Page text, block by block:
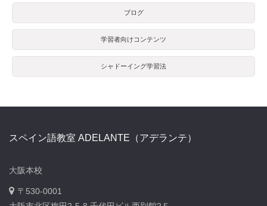
ブログ
学習者向けコンテンツ
シャドーイング学習法
スペイン語教室 ADELANTE（アデランテ）
大阪本校
〒530-0001